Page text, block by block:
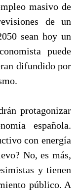
masivo de
de un
sean hoy un
puede
difundido por
protagonizar
española.
con energía
No, es más,
y tienen
público. A